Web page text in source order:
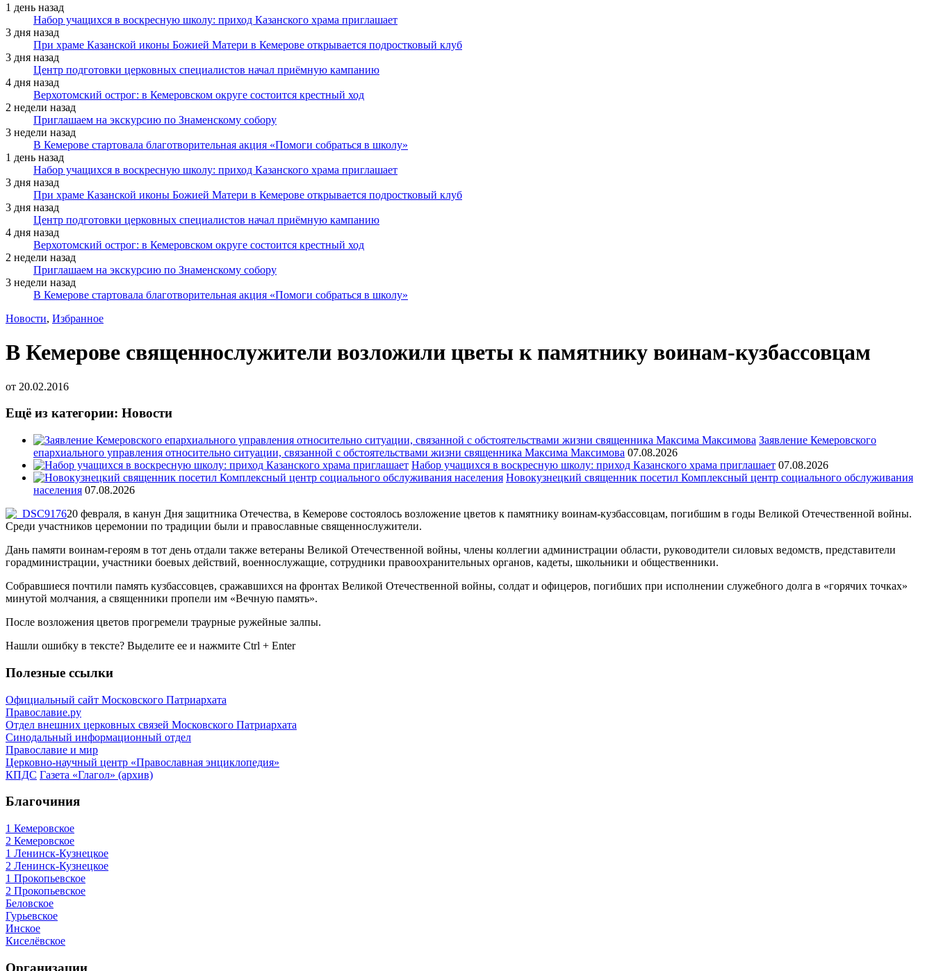
1 день назад
Набор учащихся в воскресную школу: приход Казанского храма приглашает
3 дня назад
При храме Казанской иконы Божией Матери в Кемерове открывается подростковый клуб
3 дня назад
Центр подготовки церковных специалистов начал приёмную кампанию
4 дня назад
Верхотомский острог: в Кемеровском округе состоится крестный ход
2 недели назад
Приглашаем на экскурсию по Знаменскому собору
3 недели назад
В Кемерове стартовала благотворительная акция «Помоги собраться в школу»
1 день назад
Набор учащихся в воскресную школу: приход Казанского храма приглашает
3 дня назад
При храме Казанской иконы Божией Матери в Кемерове открывается подростковый клуб
3 дня назад
Центр подготовки церковных специалистов начал приёмную кампанию
4 дня назад
Верхотомский острог: в Кемеровском округе состоится крестный ход
2 недели назад
Приглашаем на экскурсию по Знаменскому собору
3 недели назад
В Кемерове стартовала благотворительная акция «Помоги собраться в школу»
Новости, Избранное
В Кемерове священнослужители возложили цветы к памятнику воинам-кузбассовцам
от 20.02.2016
Ещё из категории: Новости
Заявление Кемеровского
епархиального управления относительно ситуации, связанной с обстоятельствами жизни священника Максима Максимова 07.08.2026
Набор учащихся в воскресную школу: приход Казанского храма приглашает 07.08.2026
Новокузнецкий священник посетил Комплексный центр социального обслуживания
населения 07.08.2026
20 февраля, в канун Дня защитника Отечества, в Кемерове состоялось возложение цветов к памятнику воинам-кузбассовцам, погибшим в годы Великой Отечественной войны.
Среди участников церемонии по традиции были и православные священнослужители.
Дань памяти воинам-героям в тот день отдали также ветераны Великой Отечественной войны, члены коллегии администрации области, руководители силовых ведомств, представители
горадминистрации, участники боевых действий, военнослужащие, сотрудники правоохранительных органов, кадеты, школьники и общественники.
Собравшиеся почтили память кузбассовцев, сражавшихся на фронтах Великой Отечественной войны, солдат и офицеров, погибших при исполнении служебного долга в «горячих точках»
минутой молчания, а священники пропели им «Вечную память».
После возложения цветов прогремели траурные ружейные залпы.
Нашли ошибку в тексте? Выделите ее и нажмите Ctrl + Enter
Полезные ссылки
Официальный сайт Московского Патриархата
Православие.ру
Отдел внешних церковных связей Московского Патриархата
Синодальный информационный отдел
Православие и мир
Церковно-научный центр «Православная энциклопедия»
КПДС Газета «Глагол» (архив)
Благочиния
1 Кемеровское
2 Кемеровское
1 Ленинск-Кузнецкое
2 Ленинск-Кузнецкое
1 Прокопьевское
2 Прокопьевское
Беловское
Гурьевское
Инское
Киселёвское
Организации